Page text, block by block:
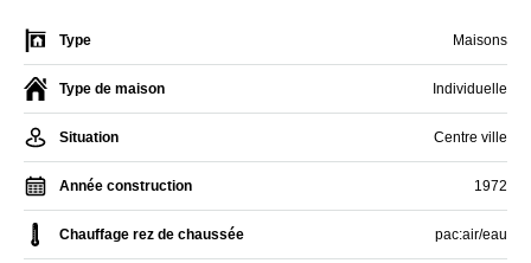
Type Maisons
Type de maison Individuelle
Situation Centre ville
Année construction 1972
Chauffage rez de chaussée pac:air/eau